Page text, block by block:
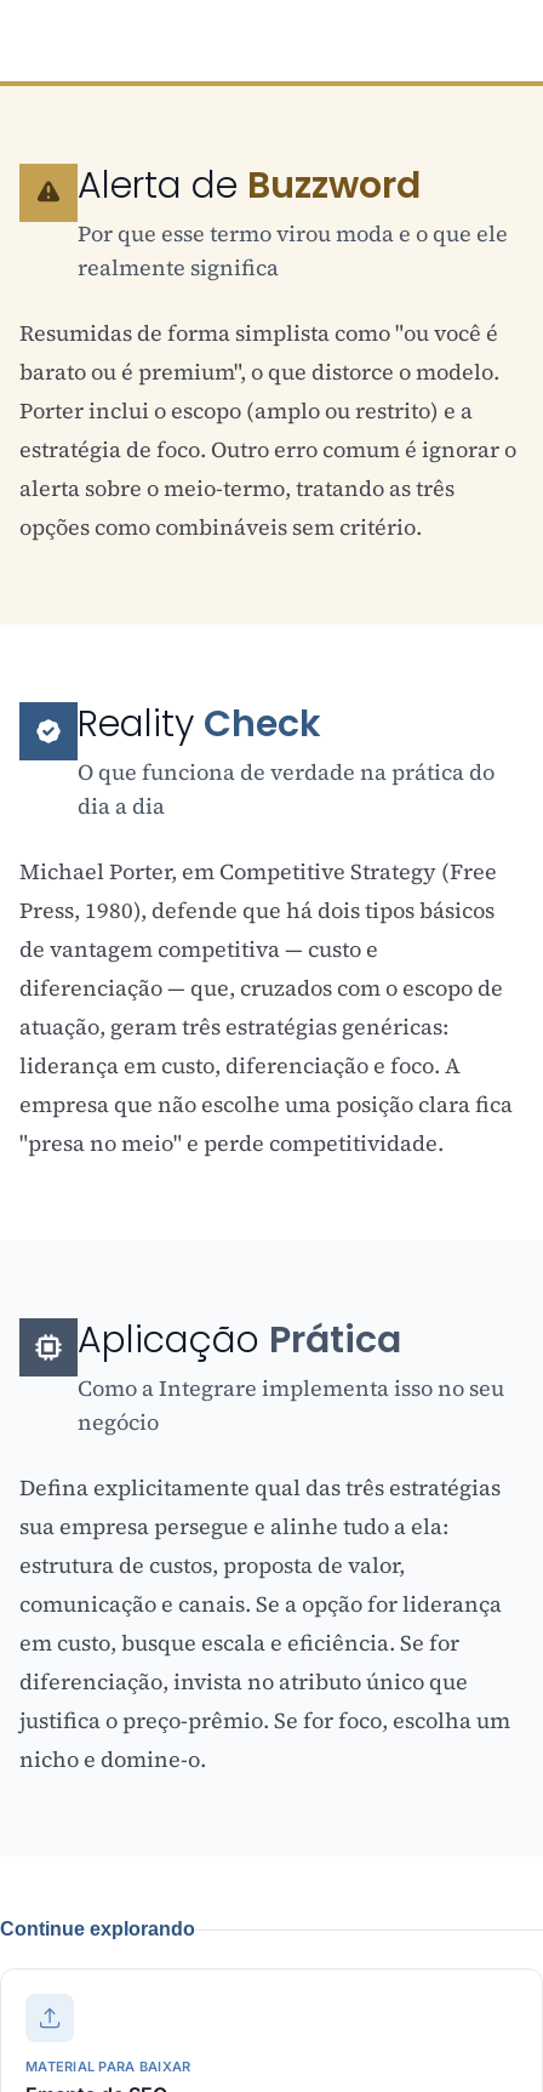
Alerta de Buzzword
Por que esse termo virou moda e o que ele
realmente significa
Resumidas de forma simplista como "ou você é
barato ou é premium", o que distorce o modelo.
Porter inclui o escopo (amplo ou restrito) e a
estratégia de foco. Outro erro comum é ignorar o
alerta sobre o meio-termo, tratando as três
opções como combináveis sem critério.
Reality Check
O que funciona de verdade na prática do
dia a dia
Michael Porter, em Competitive Strategy (Free
Press, 1980), defende que há dois tipos básicos
de vantagem competitiva — custo e
diferenciação — que, cruzados com o escopo de
atuação, geram três estratégias genéricas:
liderança em custo, diferenciação e foco. A
empresa que não escolhe uma posição clara fica
"presa no meio" e perde competitividade.
Aplicação Prática
Como a Integrare implementa isso no seu
negócio
Defina explicitamente qual das três estratégias
sua empresa persegue e alinhe tudo a ela:
estrutura de custos, proposta de valor,
comunicação e canais. Se a opção for liderança
em custo, busque escala e eficiência. Se for
diferenciação, invista no atributo único que
justifica o preço-prêmio. Se for foco, escolha um
nicho e domine-o.
Continue explorando
MATERIAL PARA BAIXAR